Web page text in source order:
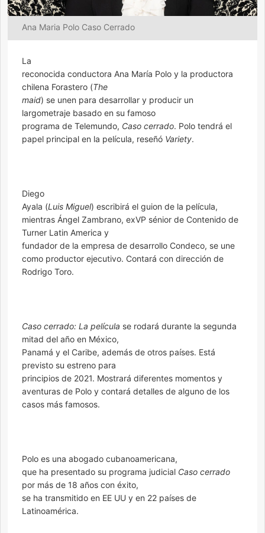
Ana Maria Polo Caso Cerrado
La
reconocida conductora Ana María Polo y la productora
chilena Forastero (The
maid) se unen para desarrollar y producir un
largometraje basado en su famoso
programa de Telemundo, Caso cerrado. Polo tendrá el
papel principal en la película, reseñó Variety.
Diego
Ayala (Luis Miguel) escribirá el guion de la película,
mientras Ángel Zambrano, exVP sénior de Contenido de
Turner Latin America y
fundador de la empresa de desarrollo Condeco, se une
como productor ejecutivo. Contará con dirección de
Rodrigo Toro.
Caso cerrado: La película se rodará durante la segunda
mitad del año en México,
Panamá y el Caribe, además de otros países. Está
previsto su estreno para
principios de 2021. Mostrará diferentes momentos y
aventuras de Polo y contará detalles de alguno de los
casos más famosos.
Polo es una abogado cubanoamericana,
que ha presentado su programa judicial Caso cerrado
por más de 18 años con éxito,
se ha transmitido en EE UU y en 22 países de
Latinoamérica.